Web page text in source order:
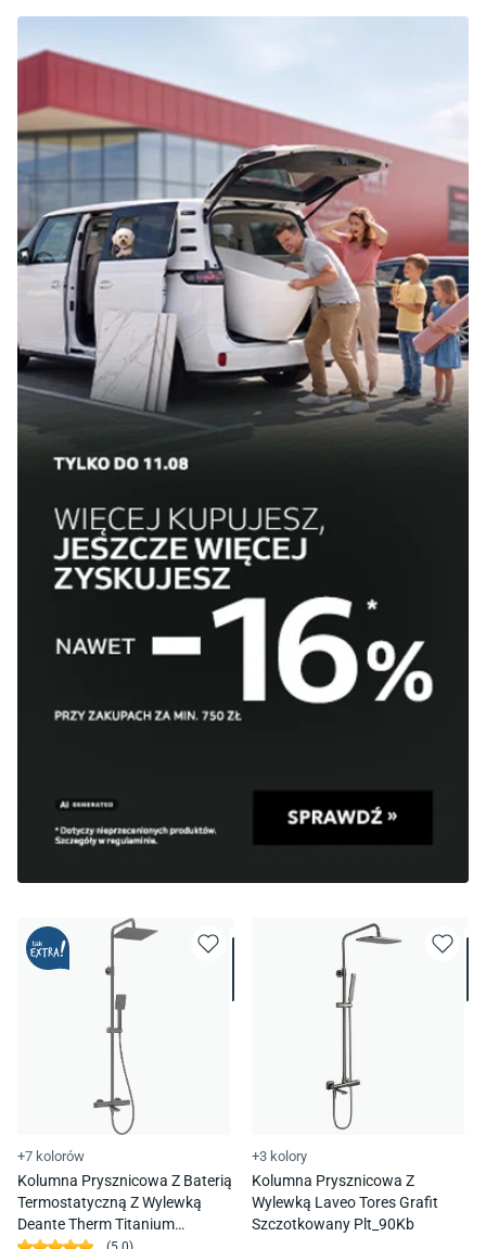
+7 kolorów
Kolumna Prysznicowa Z Baterią
Termostatyczną Z Wylewką
Deante Therm Titanium
+3 kolory
Kolumna Prysznicowa Z
Wylewką Laveo Tores Grafit
Szczotkowany Plt_90Kb